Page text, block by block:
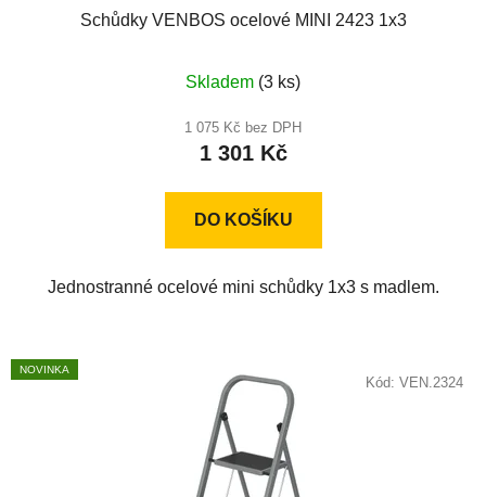
Schůdky VENBOS ocelové MINI 2423 1x3
Skladem (3 ks)
1 075 Kč bez DPH
1 301 Kč
DO KOŠÍKU
Jednostranné ocelové mini schůdky 1x3 s madlem.
NOVINKA
Kód: VEN.2324